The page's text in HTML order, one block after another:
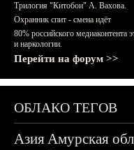
Трилогия "Китобои" А. Вахова.
Охранник спит - смена идёт
80% российского медиаконтента
и наркологии.
Перейти на форум >>
ОБЛАКО ТЕГОВ
АзияАмурская